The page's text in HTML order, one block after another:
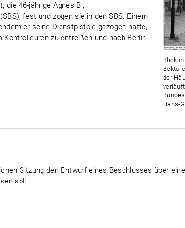
Blick in
der
Hans-
die 46-jährige Agnes B.,
fest und zogen sie in den SBS. Einem
er seine Dienstpistole gezogen hatte,
zu entreißen und nach Berlin
Sitzung den Entwurf eines Beschlusses über
soll.